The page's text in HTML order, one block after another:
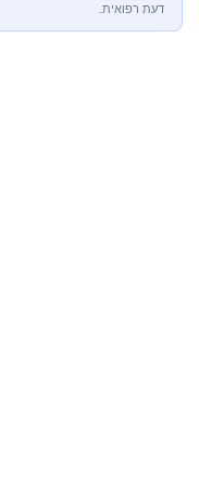
דעת רפואית.